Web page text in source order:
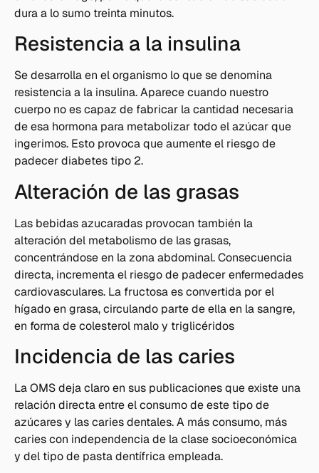
dura a lo sumo treinta minutos.
Resistencia a la insulina
Se desarrolla en el organismo lo que se denomina
resistencia a la insulina. Aparece cuando nuestro
cuerpo no es capaz de fabricar la cantidad necesaria
de esa hormona para metabolizar todo el azúcar que
ingerimos. Esto provoca que aumente el riesgo de
padecer diabetes tipo 2.
Alteración de las grasas
Las bebidas azucaradas provocan también la
alteración del metabolismo de las grasas,
concentrándose en la zona abdominal. Consecuencia
directa, incrementa el riesgo de padecer enfermedades
cardiovasculares. La fructosa es convertida por el
hígado en grasa, circulando parte de ella en la sangre,
en forma de colesterol malo y triglicéridos
Incidencia de las caries
La OMS deja claro en sus publicaciones que existe una
relación directa entre el consumo de este tipo de
azúcares y las caries dentales. A más consumo, más
caries con independencia de la clase socioeconómica
y del tipo de pasta dentífrica empleada.